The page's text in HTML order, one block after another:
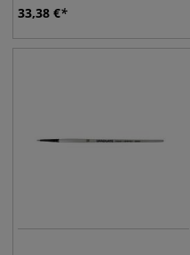
33,38 €